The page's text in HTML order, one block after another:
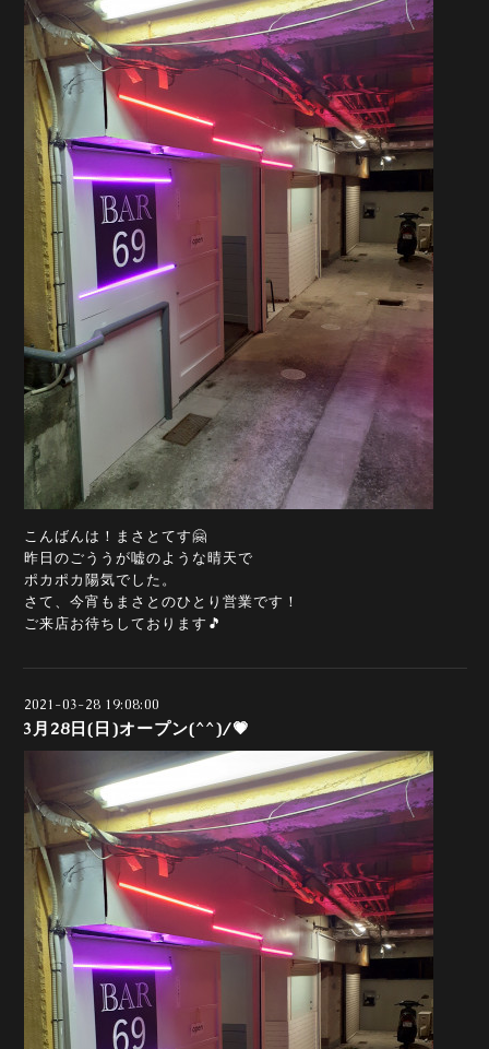
こんばんは！まさとてす🤗
昨日のごううが嘘のような晴天で
ポカポカ陽気でした。
さて、今宵もまさとのひとり営業です！
ご来店お待ちしております🎵
2021-03-28 19:08:00
3月28日(日)オープン(^^)/💗